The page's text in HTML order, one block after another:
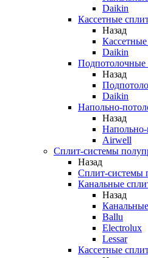
Daikin
Кассетные
Назад
Daikin
Подпотолочные
Назад
Daikin
Напольно-
Назад
Airwell
Сплит-системы
Назад
Сплит-системы
Канальные
Назад
Ballu
Electrolux
Lessar
Кассетные